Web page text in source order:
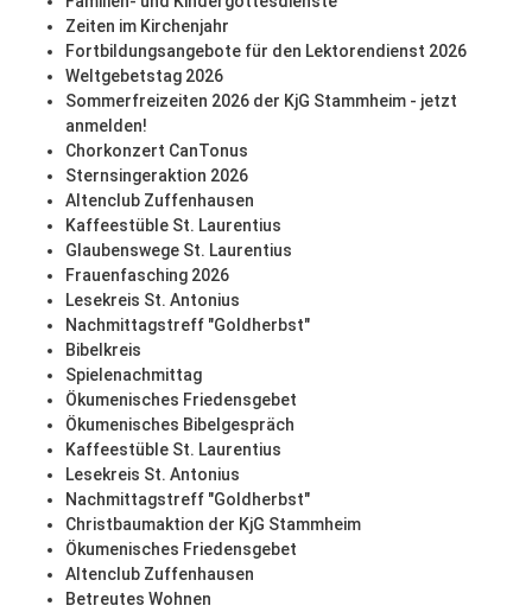
Zeiten im Kirchenjahr
Fortbildungsangebote für den Lektorendienst 2026
Weltgebetstag 2026
Sommerfreizeiten 2026 der KjG Stammheim - jetzt
anmelden!
Chorkonzert CanTonus
Sternsingeraktion 2026
Altenclub Zuffenhausen
Kaffeestüble St. Laurentius
Glaubenswege St. Laurentius
Frauenfasching 2026
Lesekreis St. Antonius
Nachmittagstreff "Goldherbst"
Bibelkreis
Spielenachmittag
Ökumenisches Friedensgebet
Ökumenisches Bibelgespräch
Kaffeestüble St. Laurentius
Lesekreis St. Antonius
Nachmittagstreff "Goldherbst"
Christbaumaktion der KjG Stammheim
Ökumenisches Friedensgebet
Altenclub Zuffenhausen
Betreutes Wohnen